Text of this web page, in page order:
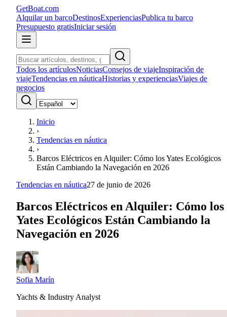
GetBoat.com
Alquilar un barcoDestinosExperienciasPublica tu barco
Presupuesto gratisIniciar sesión
Todos los artículosNoticiasConsejos de viajeInspiración de
viajeTendencias en náuticaHistorias y experienciasViajes de
negocios
Inicio
›
Tendencias en náutica
›
Barcos Eléctricos en Alquiler: Cómo los Yates Ecológicos
Están Cambiando la Navegación en 2026
Tendencias en náutica27 de junio de 2026
Barcos Eléctricos en Alquiler: Cómo los
Yates Ecológicos Están Cambiando la
Navegación en 2026
Sofia Marín
Yachts & Industry Analyst